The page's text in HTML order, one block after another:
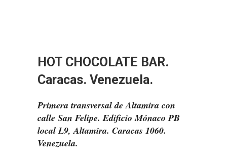
HOT CHOCOLATE BAR.
Caracas. Venezuela.
Primera transversal de Altamira con
calle San Felipe. Edificio Mónaco PB
local L9, Altamira. Caracas 1060.
Venezuela.